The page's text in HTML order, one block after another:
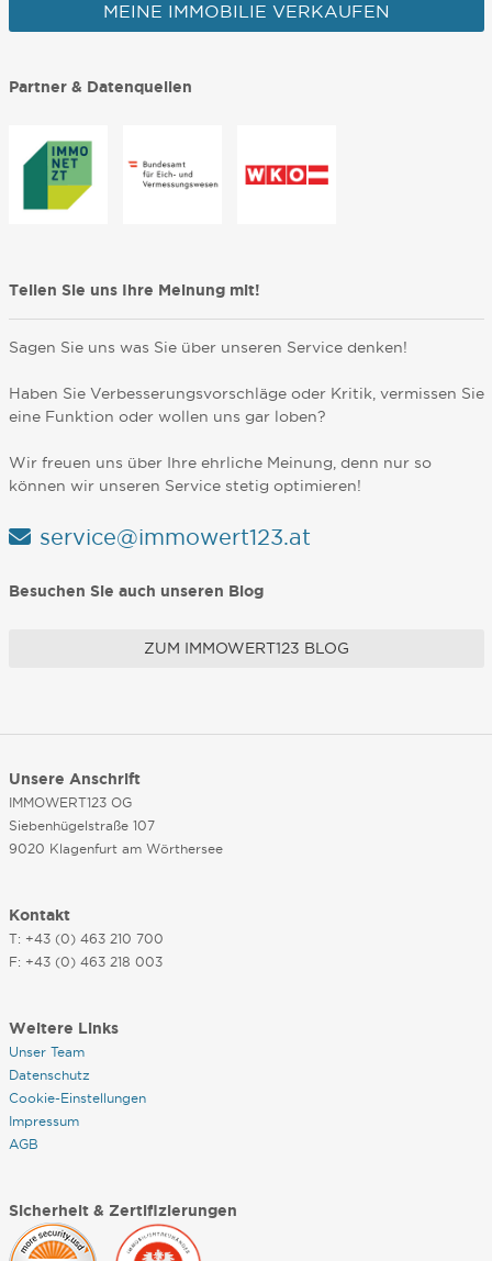
MEINE IMMOBILIE VERKAUFEN
Partner & Datenquellen
Teilen Sie uns Ihre Meinung mit!
Sagen Sie uns was Sie über unseren Service denken!
Haben Sie Verbesserungsvorschläge oder Kritik, vermissen Sie
eine Funktion oder wollen uns gar loben?
Wir freuen uns über Ihre ehrliche Meinung, denn nur so
können wir unseren Service stetig optimieren!
service@immowert123.at
Besuchen Sie auch unseren Blog
ZUM IMMOWERT123 BLOG
Unsere Anschrift
IMMOWERT123 OG
Siebenhügelstraße 107
9020 Klagenfurt am Wörthersee
Kontakt
T: +43 (0) 463 210 700
F: +43 (0) 463 218 003
Weitere Links
Unser Team
Datenschutz
Cookie-Einstellungen
Impressum
AGB
Sicherheit & Zertifizierungen